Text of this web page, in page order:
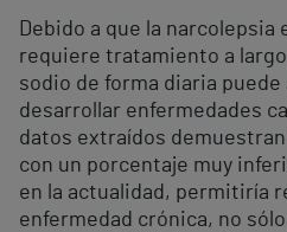
Debido a que la narcolepsia
requiere tratamiento a
sodio de forma diaria
desarrollar enfermedades
datos extraídos
con un porcentaje muy
en la actualidad, permitiría
enfermedad crónica, no